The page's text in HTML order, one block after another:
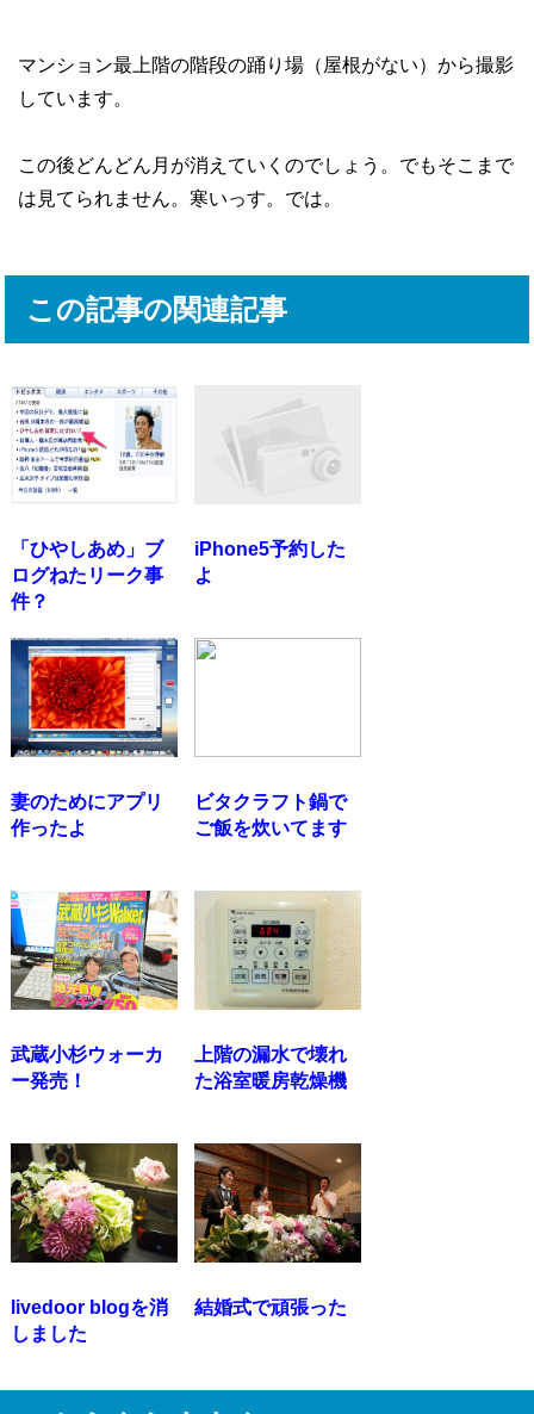
マンション最上階の階段の踊り場（屋根がない）から撮影
しています。
この後どんどん月が消えていくのでしょう。でもそこまで
は見てられません。寒いっす。では。
この記事の関連記事
「ひやしあめ」ブ
ログねたリーク事
件？
iPhone5予約した
よ
妻のためにアプリ
作ったよ
ビタクラフト鍋で
ご飯を炊いてます
武蔵小杉ウォーカ
ー発売！
上階の漏水で壊れ
た浴室暖房乾燥機
livedoor blogを消
しました
結婚式で頑張った